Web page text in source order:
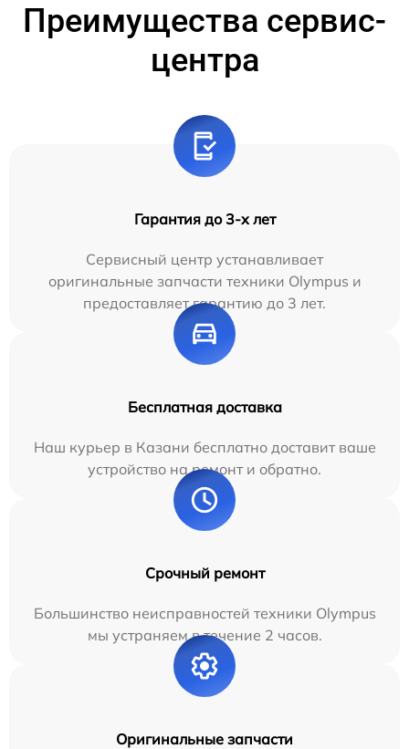
Преимущества сервис-
центра
Гарантия до 3-х лет
Сервисный центр устанавливает
оригинальные запчасти техники Olympus и
предоставляет гарантию до 3 лет.
Бесплатная доставка
Наш курьер в Казани бесплатно доставит ваше
устройство на ремонт и обратно.
Срочный ремонт
Большинство неисправностей техники Olympus
мы устраняем в течение 2 часов.
Оригинальные запчасти